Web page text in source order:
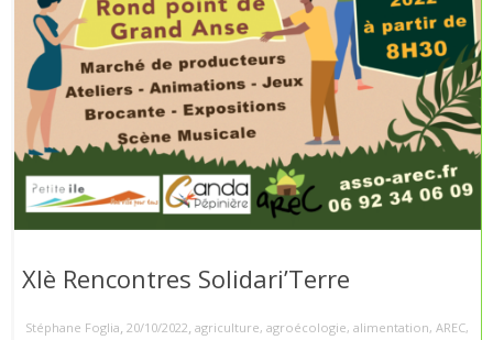
XIè Rencontres Solidari’Terre
Stéphane Foglia, 20/10/2022, agriculture, agroécologie, alimentation, AREC,